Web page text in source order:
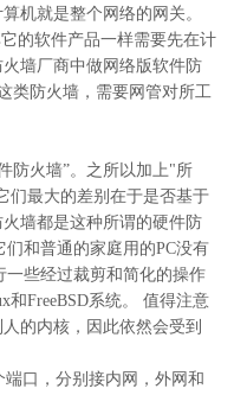
机就是整个网络的网关。
的软件产品一样需要先在计
墙厂商中做网络版软件防
类防火墙，需要网管对所工
防火墙”。之所以加上"所
们最大的差别在于是否基于
墙都是这种所谓的硬件防
和普通的家庭用的PC没有
一些经过裁剪和简化的操作
FreeBSD系统。 值得注意
的内核，因此依然会受到
口，分别接内网，外网和